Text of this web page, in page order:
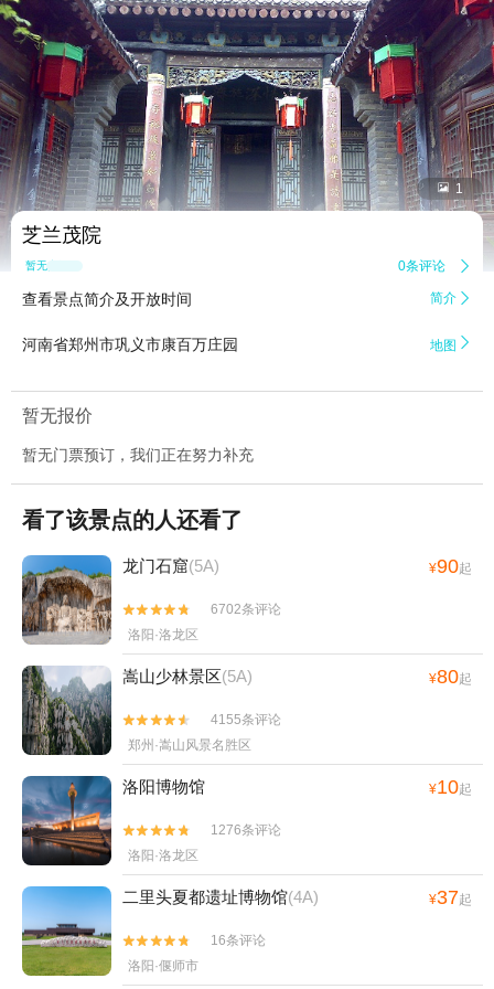
 1
芝兰茂院
暂无点评 0条评论 
查看景点简介及开放时间 简介 
河南省郑州市巩义市康百万庄园 地图 
暂无报价
暂无门票预订，我们正在努力补充
看了该景点的人还看了
龙门石窟(5A) ¥90起


6702条评论
洛阳·洛龙区
嵩山少林景区(5A) ¥80起


4155条评论
郑州·嵩山风景名胜区
洛阳博物馆 ¥10起


1276条评论
洛阳·洛龙区
二里头夏都遗址博物馆(4A) ¥37起


16条评论
洛阳·偃师市
